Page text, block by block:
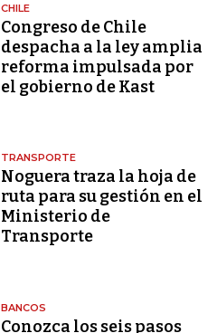
CHILE
Congreso de Chile
despacha a la ley amplia
reforma impulsada por
el gobierno de Kast
TRANSPORTE
Noguera traza la hoja de
ruta para su gestión en el
Ministerio de
Transporte
BANCOS
Conozca los seis pasos